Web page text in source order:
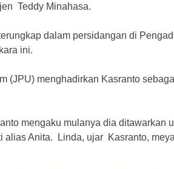
Teddy Minahasa.
dalam persidangan di
ini.
(JPU) menghadirkan Kasranto
mengaku mulanya dia ditawarkan
alias Anita. Linda, ujar Kasranto,